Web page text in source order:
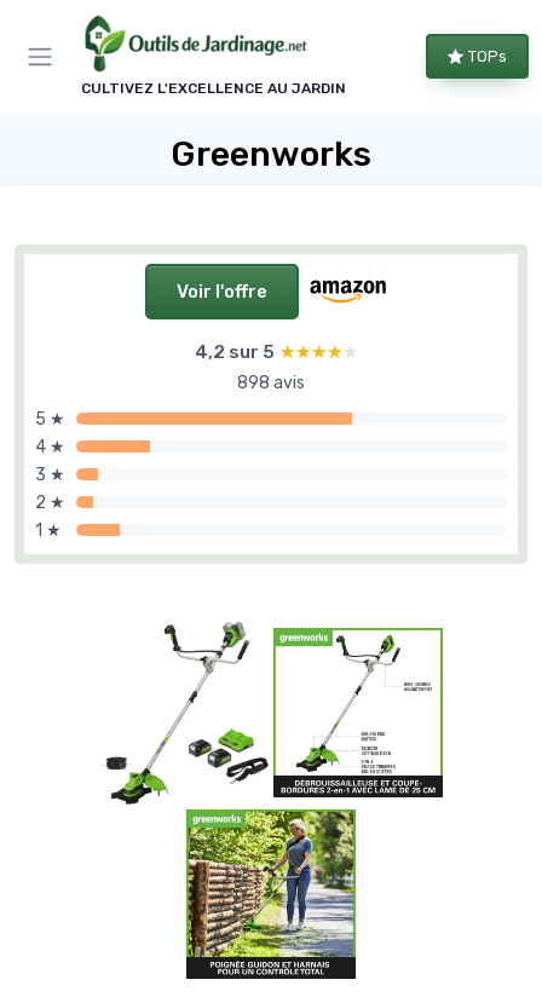
CULTIVEZ L'EXCELLENCE AU JARDIN
TOPs
Greenworks
Voir l'offre
4,2 sur 5 ★★★★★
★★★★★
898 avis
5 ★
4 ★
3 ★
2 ★
1 ★
Panneau de gestion des cookies